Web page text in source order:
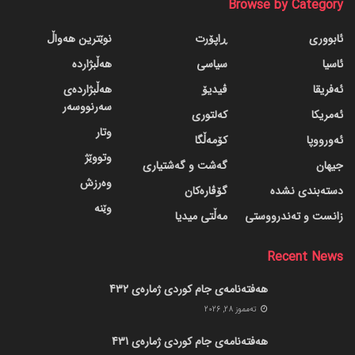
Browse by Category
ئابووری
ئاسیا
ئەفریقا
ئەمریکا
ئەورووپا
جیهان
دسته‌بندی نشده
زانست و تەندرووستی
ڕاپۆرت
سیاسی
ڤیدیۆ
کەلتوری
کۆمەڵگا
گه‌شت و گه‌شتیاری
گۆڤاره‌کان
مەڵتی میدیا
نوێترین هەواڵ
هەڵبژاردە
هەڵبژاردەی
سەرنووسەر
وتار
وتووێژ
وەرزش
وێنە
Recent News
هەفتەنامەی جام کوردی ژمارەی 432
ته‌مموز 28, 2026
هەفتەنامەی جام کوردی ژمارەی 431